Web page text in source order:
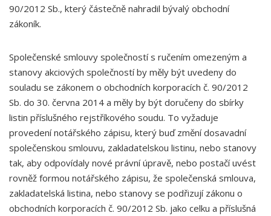
90/2012 Sb., který částečně nahradil bývalý obchodní
zákoník.
Společenské smlouvy společností s ručením omezeným a
stanovy akciových společností by měly být uvedeny do
souladu se zákonem o obchodních korporacích č. 90/2012
Sb. do 30. června 2014 a měly by být doručeny do sbírky
listin příslušného rejstříkového soudu. To vyžaduje
provedení notářského zápisu, který buď změní dosavadní
společenskou smlouvu, zakladatelskou listinu, nebo stanovy
tak, aby odpovídaly nové právní úpravě, nebo postačí uvést
rovněž formou notářského zápisu, že společenská smlouva,
zakladatelská listina, nebo stanovy se podřizují zákonu o
obchodních korporacích č. 90/2012 Sb. jako celku a příslušná